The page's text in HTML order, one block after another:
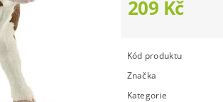
209 Kč
Kód produktu
Značka
Kategorie